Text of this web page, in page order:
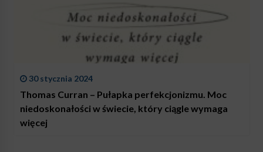
30 stycznia 2024
Thomas Curran – Pułapka perfekcjonizmu. Moc
niedoskonałości w świecie, który ciągle wymaga
więcej